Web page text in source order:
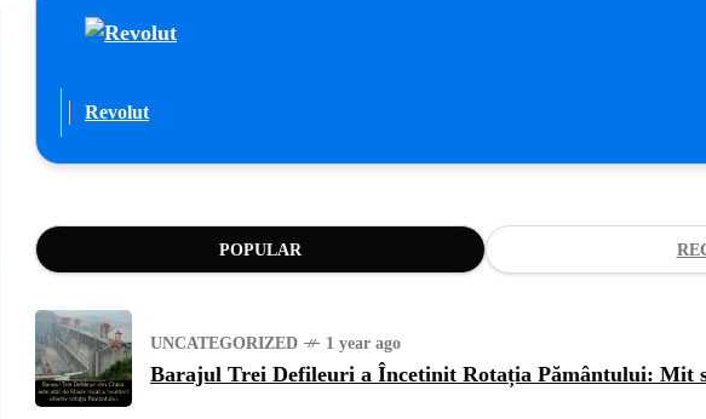
Revolut
POPULAR
UNCATEGORIZED 1 year ago
Barajul Trei Defileuri a Încetinit Rotația Pământului: Mit